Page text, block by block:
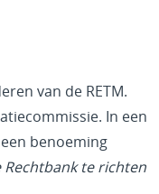
van de RETM.
In een
benoeming
te richten